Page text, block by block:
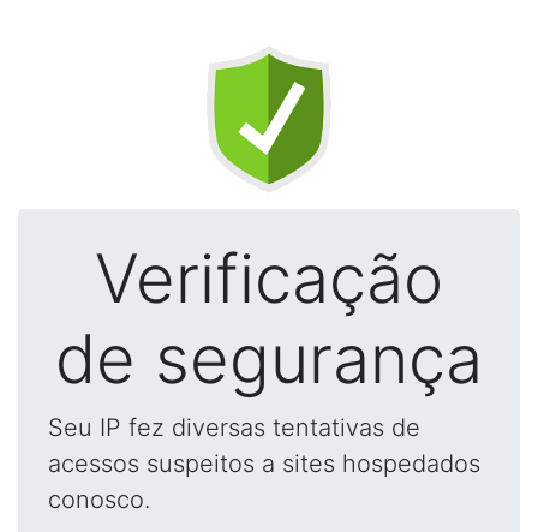
Verificação
de segurança
Seu IP fez diversas tentativas de
acessos suspeitos a sites hospedados
conosco.